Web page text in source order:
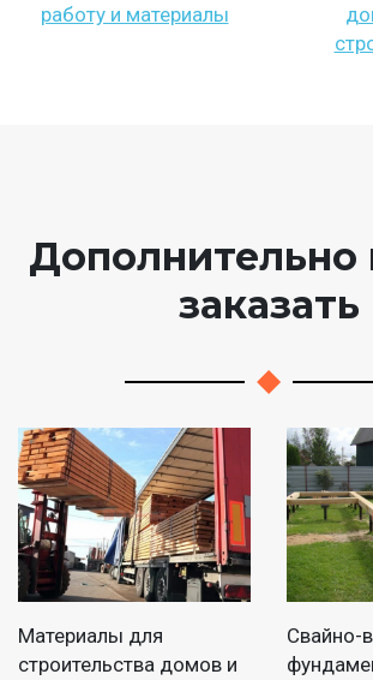
работу и материалы
заказать
Материалы для
строительства домов и
Свайно-